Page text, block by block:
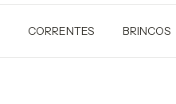
CORRENTES BRINCOS